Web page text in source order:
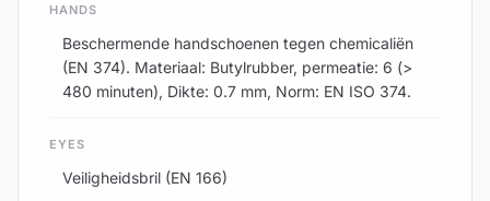
HANDS
Beschermende handschoenen tegen chemicaliën
(EN 374). Materiaal: Butylrubber, permeatie: 6 (>
480 minuten), Dikte: 0.7 mm, Norm: EN ISO 374.
EYES
Veiligheidsbril (EN 166)